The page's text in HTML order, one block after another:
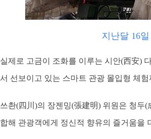
지난달 16
실제로 고금이 조화를 이루는 시안(西安)
서 선보이고 있는 스마트 관광 몰입형 체
쓰촨(四川)의 장젠밍(張建明) 위원은 청두
합해 관광객에게 정신적 향유의 즐거움을